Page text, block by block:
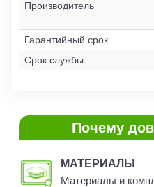
Производитель
Гарантийный срок
Срок службы
Почему
МАТЕРИАЛЫ
Материалы и